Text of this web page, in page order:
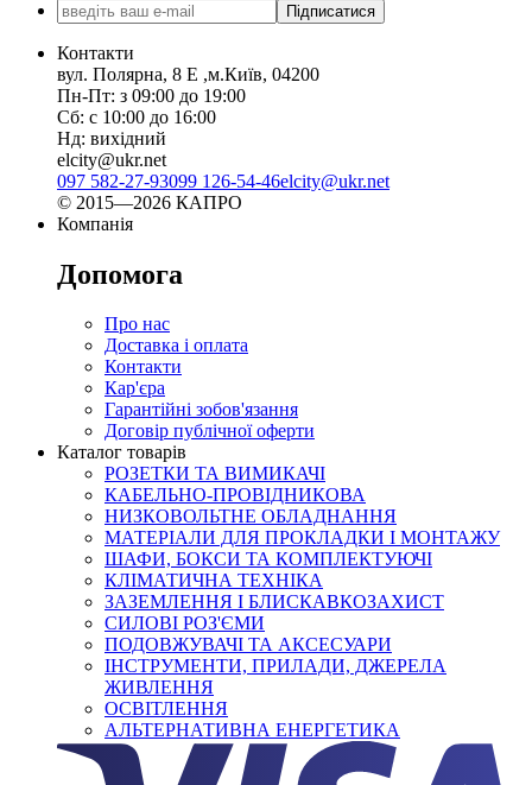
Підписатися
Контакти
вул. Полярна, 8 Е ,м.Київ, 04200
Пн-Пт: з 09:00 до 19:00
Сб: с 10:00 до 16:00
Нд: вихідний
elcity@ukr.net
097 582-27-93099 126-54-46elcity@ukr.net
© 2015—2026 КАПРО
Компанія
Допомога
Про нас
Доставка і оплата
Контакти
Кар'єра
Гарантійні зобов'язання
Договір публічної оферти
Каталог товарів
РОЗЕТКИ ТА ВИМИКАЧІ
КАБЕЛЬНО-ПРОВІДНИКОВА
НИЗКОВОЛЬТНЕ ОБЛАДНАННЯ
МАТЕРІАЛИ ДЛЯ ПРОКЛАДКИ І МОНТАЖУ
ШАФИ, БОКСИ ТА КОМПЛЕКТУЮЧІ
КЛІМАТИЧНА ТЕХНІКА
ЗАЗЕМЛЕННЯ І БЛИСКАВКОЗАХИСТ
СИЛОВІ РОЗ'ЄМИ
ПОДОВЖУВАЧІ ТА АКСЕСУАРИ
ІНСТРУМЕНТИ, ПРИЛАДИ, ДЖЕРЕЛА
ЖИВЛЕННЯ
ОСВІТЛЕННЯ
АЛЬТЕРНАТИВНА ЕНЕРГЕТИКА